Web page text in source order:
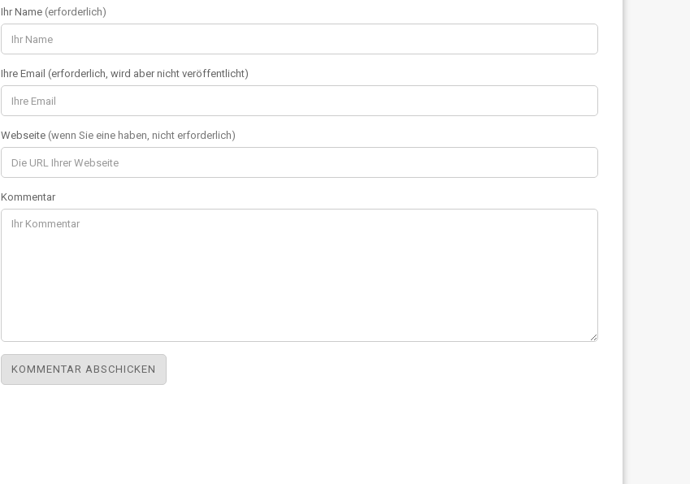
Ihr Name (erforderlich)
Ihre Email (erforderlich, wird aber nicht veröffentlicht)
Webseite (wenn Sie eine haben, nicht erforderlich)
Kommentar